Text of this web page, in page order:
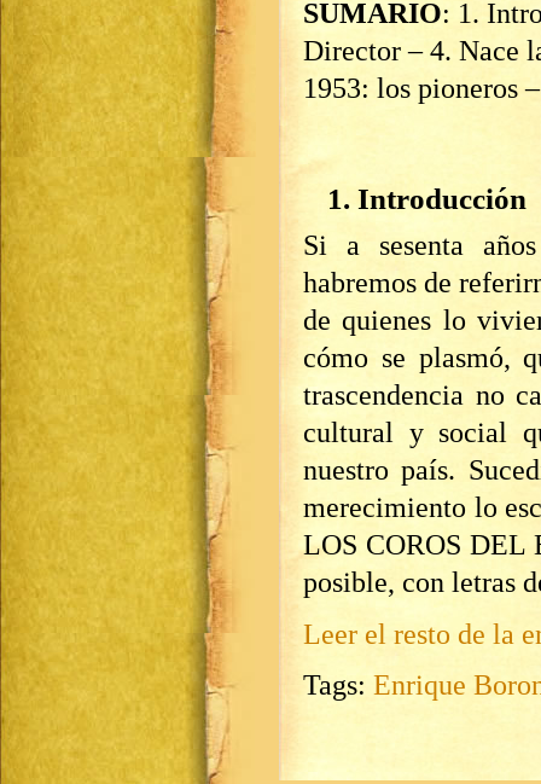
SUMARIO: 1.
Director – 4. Nace
1953: los pioneros
1. Introducción
Si a sesenta
habremos de
de quienes lo
cómo se plasmó,
trascendencia no
cultural y social
nuestro país.
merecimiento lo
LOS COROS DEL
posible, con letras
Leer el resto de la
Tags: Enrique